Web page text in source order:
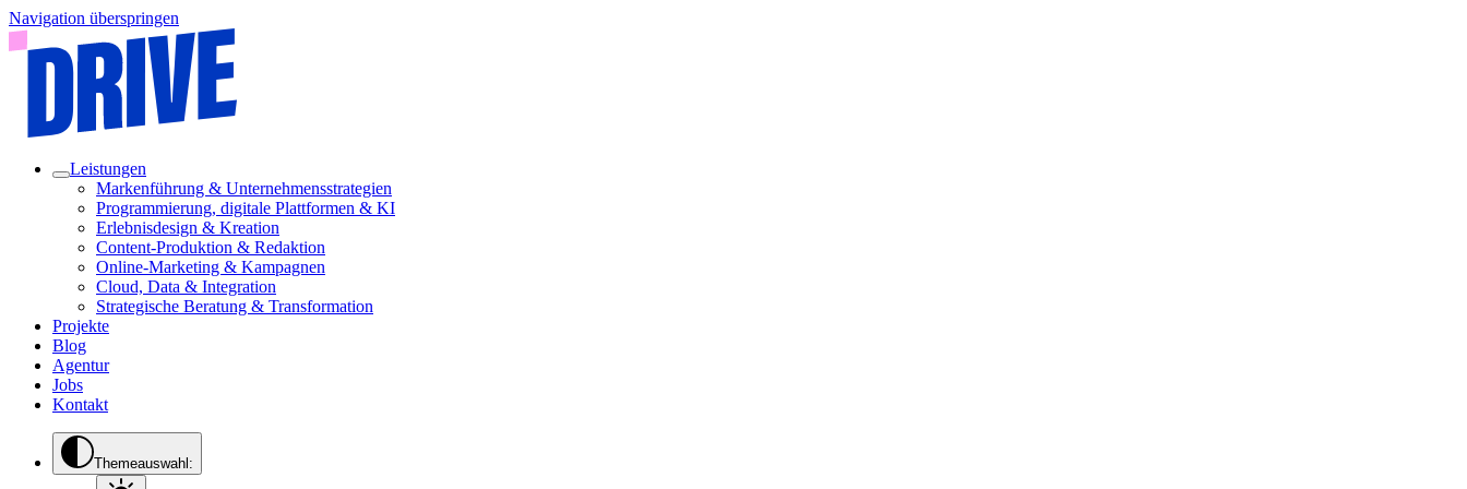
Navigation überspringen
Leistungen
Markenführung & Unternehmensstrategien
Programmierung, digitale Plattformen & KI
Erlebnisdesign & Kreation
Content-Produktion & Redaktion
Online-Marketing & Kampagnen
Cloud, Data & Integration
Strategische Beratung & Transformation
Projekte
Blog
Agentur
Jobs
Kontakt
Themeauswahl: